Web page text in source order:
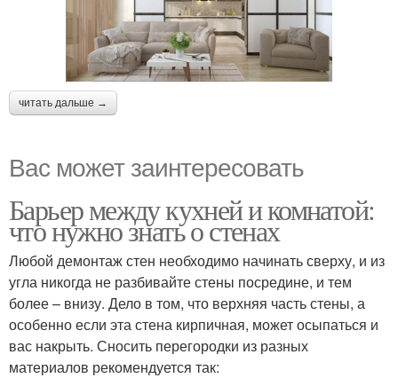
читать дальше →
Вас может заинтересовать
Барьер между кухней и комнатой:
что нужно знать о стенах
Любой демонтаж стен необходимо начинать сверху, и из
угла никогда не разбивайте стены посредине, и тем
более – внизу. Дело в том, что верхняя часть стены, а
особенно если эта стена кирпичная, может осыпаться и
вас накрыть. Сносить перегородки из разных
материалов рекомендуется так: